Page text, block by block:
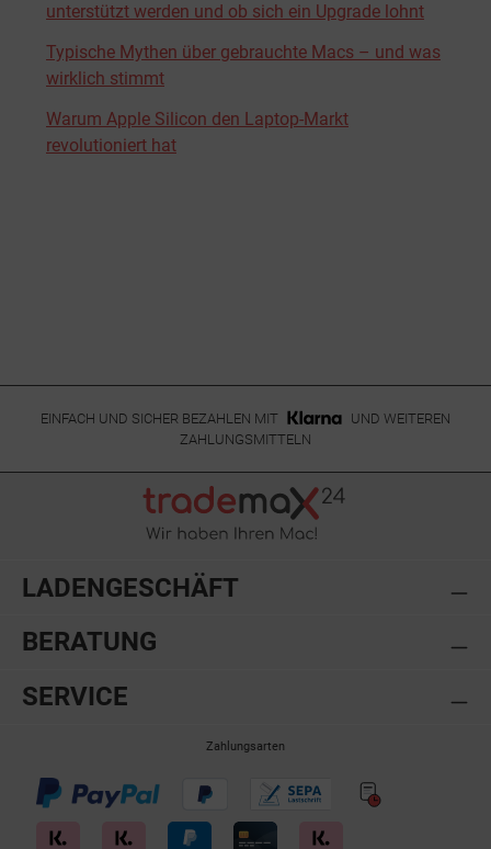
unterstützt werden und ob sich ein Upgrade lohnt
Typische Mythen über gebrauchte Macs – und was
wirklich stimmt
Warum Apple Silicon den Laptop-Markt
revolutioniert hat
EINFACH UND SICHER BEZAHLEN MIT
UND WEITEREN
ZAHLUNGSMITTELN
BERATUNG
LADENGESCHÄFT
SERVICE
Zahlungsarten